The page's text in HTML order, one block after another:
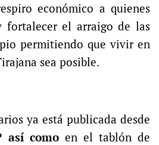
económico a quienes
fortalecer el arraigo de las
permitiendo que vivir en
sea posible.
ya está publicada desde
así como en el tablón de